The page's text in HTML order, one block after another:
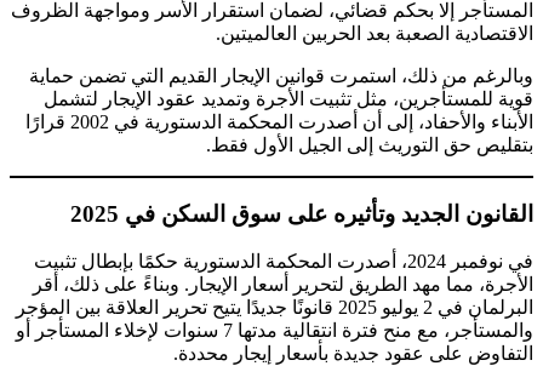
المستأجر إلا بحكم قضائي، لضمان استقرار الأسر ومواجهة الظروف
الاقتصادية الصعبة بعد الحربين العالميتين.
وبالرغم من ذلك، استمرت قوانين الإيجار القديم التي تضمن حماية
قوية للمستأجرين، مثل تثبيت الأجرة وتمديد عقود الإيجار لتشمل
الأبناء والأحفاد، إلى أن أصدرت المحكمة الدستورية في 2002 قرارًا
بتقليص حق التوريث إلى الجيل الأول فقط.
القانون الجديد وتأثيره على سوق السكن في 2025
في نوفمبر 2024، أصدرت المحكمة الدستورية حكمًا بإبطال تثبيت
الأجرة، مما مهد الطريق لتحرير أسعار الإيجار. وبناءً على ذلك، أقر
البرلمان في 2 يوليو 2025 قانونًا جديدًا يتيح تحرير العلاقة بين المؤجر
والمستأجر، مع منح فترة انتقالية مدتها 7 سنوات لإخلاء المستأجر أو
التفاوض على عقود جديدة بأسعار إيجار محددة.